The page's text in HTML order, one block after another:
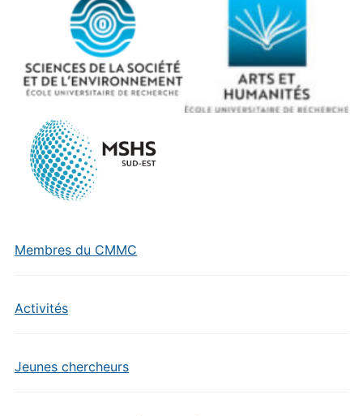
Membres du CMMC
Activités
Jeunes chercheurs